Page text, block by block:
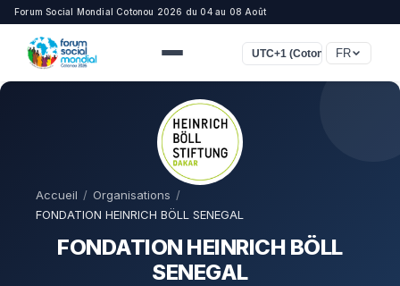
Forum Social Mondial Cotonou 2026 du 04 au 08 Août
UTC+1 (Cotonou, Lagos,
FR
Accueil / Organisations /
FONDATION HEINRICH BÖLL SENEGAL
FONDATION HEINRICH BÖLL
SENEGAL